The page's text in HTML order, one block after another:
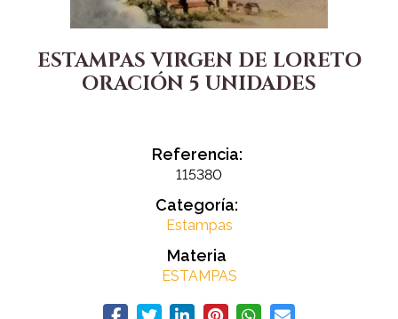
ESTAMPAS VIRGEN DE LORETO
ORACIÓN 5 UNIDADES
Referencia:
115380
Categoría:
Estampas
Materia
ESTAMPAS